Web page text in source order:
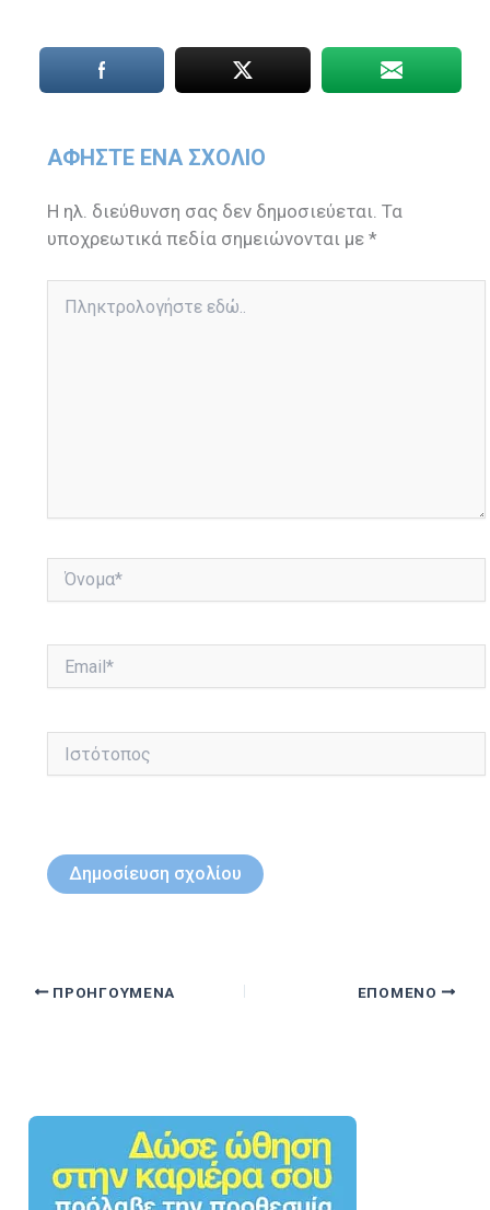
ΑΦΉΣΤΕ ΈΝΑ ΣΧΌΛΙΟ
Η ηλ. διεύθυνση σας δεν δημοσιεύεται. Τα
υποχρεωτικά πεδία σημειώνονται με*
εδώ..
Όνομα*
ΠΡΟΗΓΟΎΜΕΝΑ ΕΠΌΜΕΝΟ